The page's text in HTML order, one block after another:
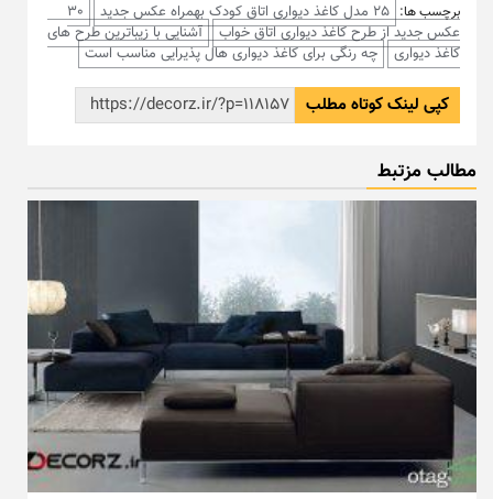
برچسب ها: 25 مدل کاغذ دیواری اتاق کودک بهمراه عکس جدید
30
عکس جدید از طرح کاغذ دیواری اتاق خواب
آشنایی با زیباترین طرح های
کاغذ دیواری
چه رنگی برای کاغذ دیواری هال پذیرایی مناسب است
کپی لینک کوتاه مطلب
مطالب مزتبط